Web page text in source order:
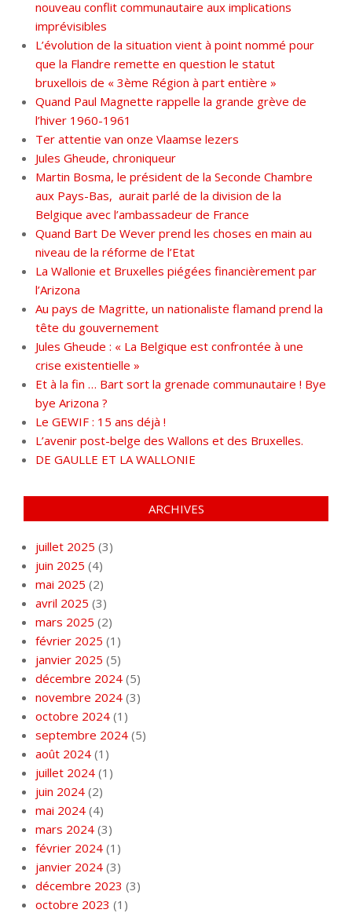
nouveau conflit communautaire aux implications
imprévisibles
L’évolution de la situation vient à point nommé pour
que la Flandre remette en question le statut
bruxellois de « 3ème Région à part entière »
Quand Paul Magnette rappelle la grande grève de
l’hiver 1960-1961
Ter attentie van onze Vlaamse lezers
Jules Gheude, chroniqueur
Martin Bosma, le président de la Seconde Chambre
aux Pays-Bas, aurait parlé de la division de la
Belgique avec l’ambassadeur de France
Quand Bart De Wever prend les choses en main au
niveau de la réforme de l’Etat
La Wallonie et Bruxelles piégées financièrement par
l’Arizona
Au pays de Magritte, un nationaliste flamand prend la
tête du gouvernement
Jules Gheude : « La Belgique est confrontée à une
crise existentielle »
Et à la fin … Bart sort la grenade communautaire ! Bye
bye Arizona ?
Le GEWIF : 15 ans déjà !
L’avenir post-belge des Wallons et des Bruxelles.
DE GAULLE ET LA WALLONIE
ARCHIVES
juillet 2025 (3)
juin 2025 (4)
mai 2025 (2)
avril 2025 (3)
mars 2025 (2)
février 2025 (1)
janvier 2025 (5)
décembre 2024 (5)
novembre 2024 (3)
octobre 2024 (1)
septembre 2024 (5)
août 2024 (1)
juillet 2024 (1)
juin 2024 (2)
mai 2024 (4)
mars 2024 (3)
février 2024 (1)
janvier 2024 (3)
décembre 2023 (3)
octobre 2023 (1)